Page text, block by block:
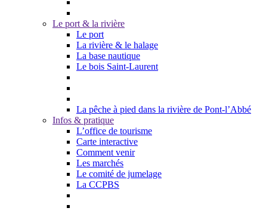
Le port & la rivière
Le port
La rivière & le halage
La base nautique
Le bois Saint-Laurent
La pêche à pied dans la rivière de Pont-l’Abbé
Infos & pratique
L’office de tourisme
Carte interactive
Comment venir
Les marchés
Le comité de jumelage
La CCPBS